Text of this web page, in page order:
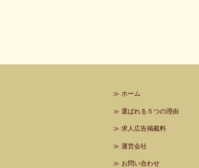
≫ ホーム
≫ 選ばれる５つの理由
≫ 求人広告掲載料
≫ 運営会社
≫ お問い合わせ